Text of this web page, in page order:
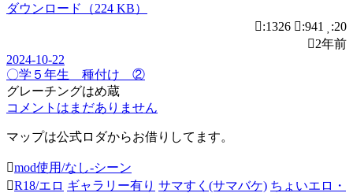
ダウンロード（224 KB）
:1326
:941
:20
2年前
2024-10-22
〇学５年生 種付け ②
グレーチングはめ蔵
コメントはまだありません
マップは公式ロダからお借りしてます。
mod使用/なし-シーン
R18/エロ ギャラリー有り サマすく(サマバケ) ちょいエロ・